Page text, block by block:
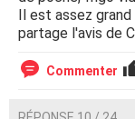
Il est assez grand
partage l'avis de
Commenter